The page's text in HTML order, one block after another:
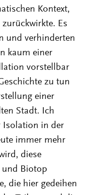
Kontext,
Es
und verhinderten
kaum einer
vorstellbar
zu tun
einer
Stadt. Ich
Isolation in der
immer mehr
diese
und Biotop
die hier gedeihen